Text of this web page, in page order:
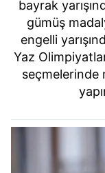
bayrak
gümüş
engelli
Yaz
seçmelerinde